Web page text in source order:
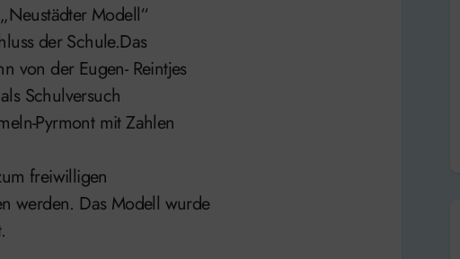
Modell“
der Schule.Das
von der Eugen- Reintjes
Schulversuch
Pyrmont mit Zahlen
freiwilligen
werden. Das Modell wurde